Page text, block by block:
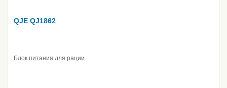
QJE QJ1862
Блок питания для рации